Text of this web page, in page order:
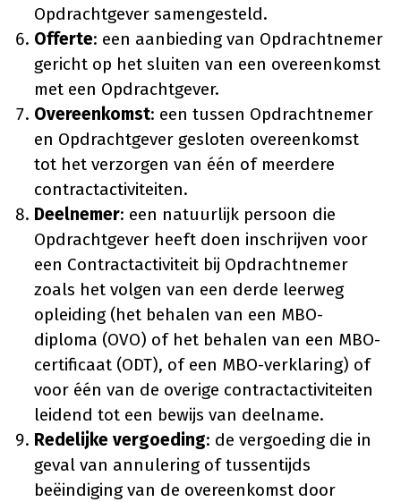
Opdrachtgever samengesteld.
Offerte: een aanbieding van Opdrachtnemer
gericht op het sluiten van een overeenkomst
met een Opdrachtgever.
Overeenkomst: een tussen Opdrachtnemer
en Opdrachtgever gesloten overeenkomst
tot het verzorgen van één of meerdere
contractactiviteiten.
Deelnemer: een natuurlijk persoon die
Opdrachtgever heeft doen inschrijven voor
een Contractactiviteit bij Opdrachtnemer
zoals het volgen van een derde leerweg
opleiding (het behalen van een MBO-
diploma (OVO) of het behalen van een MBO-
certificaat (ODT), of een MBO-verklaring) of
voor één van de overige contractactiviteiten
leidend tot een bewijs van deelname.
Redelijke vergoeding: de vergoeding die in
geval van annulering of tussentijds
beëindiging van de overeenkomst door